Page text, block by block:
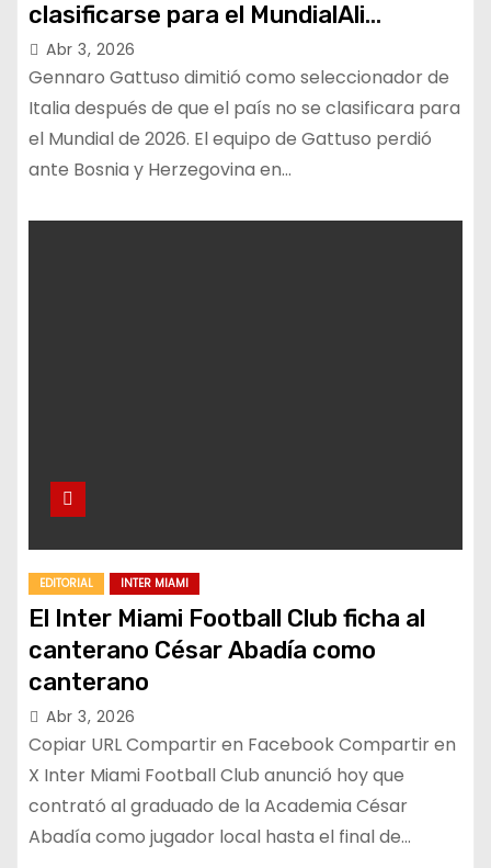
clasificarse para el MundialAli
Rampling32
Abr 3, 2026
Gennaro Gattuso dimitió como seleccionador de
Italia después de que el país no se clasificara para
el Mundial de 2026. El equipo de Gattuso perdió
ante Bosnia y Herzegovina en…
EDITORIAL INTER MIAMI
El Inter Miami Football Club ficha al
canterano César Abadía como
canterano
Abr 3, 2026
Copiar URL Compartir en Facebook Compartir en
X Inter Miami Football Club anunció hoy que
contrató al graduado de la Academia César
Abadía como jugador local hasta el final de…